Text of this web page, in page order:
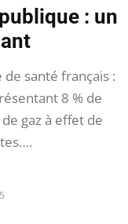
: un
de santé français :
8 % de
gaz à effet de